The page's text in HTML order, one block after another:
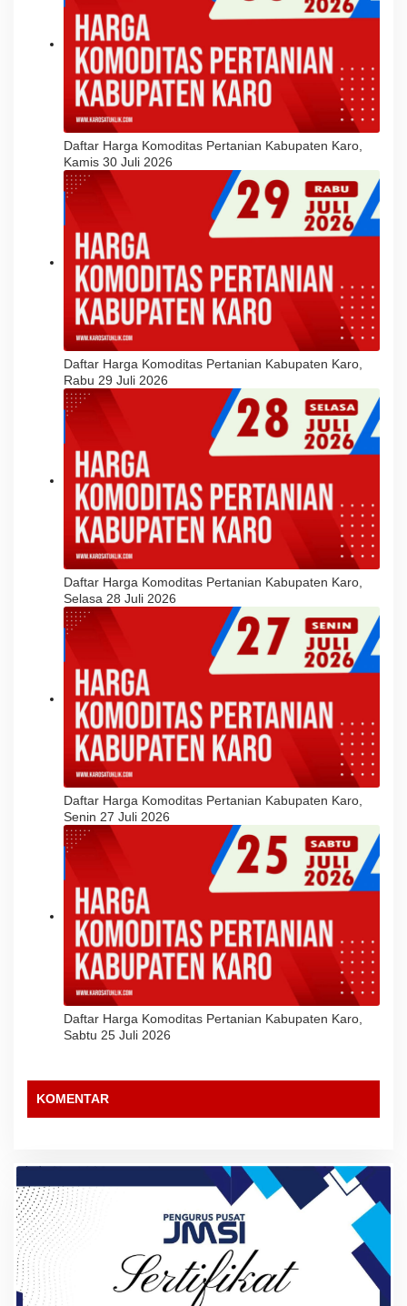
Daftar Harga Komoditas Pertanian Kabupaten Karo,
Kamis 30 Juli 2026
Daftar Harga Komoditas Pertanian Kabupaten Karo,
Rabu 29 Juli 2026
Daftar Harga Komoditas Pertanian Kabupaten Karo,
Selasa 28 Juli 2026
Daftar Harga Komoditas Pertanian Kabupaten Karo,
Senin 27 Juli 2026
Daftar Harga Komoditas Pertanian Kabupaten Karo,
Sabtu 25 Juli 2026
KOMENTAR